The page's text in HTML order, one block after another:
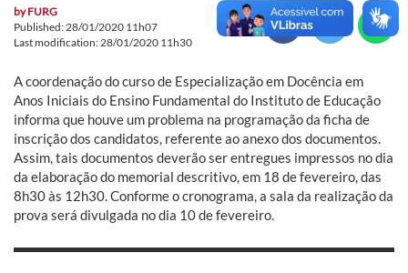
byFURG
Published: 28/01/2020 11h07
Last modification: 28/01/2020 11h30
A coordenação do curso de Especialização em Docência em
Anos Iniciais do Ensino Fundamental do Instituto de Educação
informa que houve um problema na programação da ficha de
inscrição dos candidatos, referente ao anexo dos documentos.
Assim, tais documentos deverão ser entregues impressos no dia
da elaboração do memorial descritivo, em 18 de fevereiro, das
8h30 às 12h30. Conforme o cronograma, a sala da realização da
prova será divulgada no dia 10 de fevereiro.